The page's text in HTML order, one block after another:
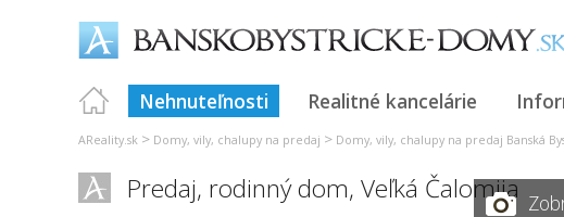
Nehnuteľnosti Realitné kancelárie
AReality.sk > Domy, vily, chalupy na predaj > Domy, vily, chalupy na predaj Banská
Predaj, rodinný dom, Veľká Čalomija